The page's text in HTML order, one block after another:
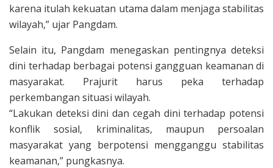
karena itulah kekuatan utama dalam menjaga stabilitas
wilayah,” ujar Pangdam.
Selain itu, Pangdam menegaskan pentingnya deteksi
dini terhadap berbagai potensi gangguan keamanan di
masyarakat. Prajurit harus peka terhadap
perkembangan situasi wilayah.
“Lakukan deteksi dini dan cegah dini terhadap potensi
konflik sosial, kriminalitas, maupun persoalan
masyarakat yang berpotensi mengganggu stabilitas
keamanan,” pungkasnya.